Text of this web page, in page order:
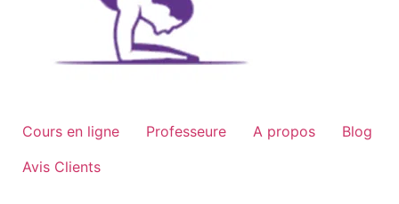
Cours en ligne Professeure A propos
Blog
Avis Clients